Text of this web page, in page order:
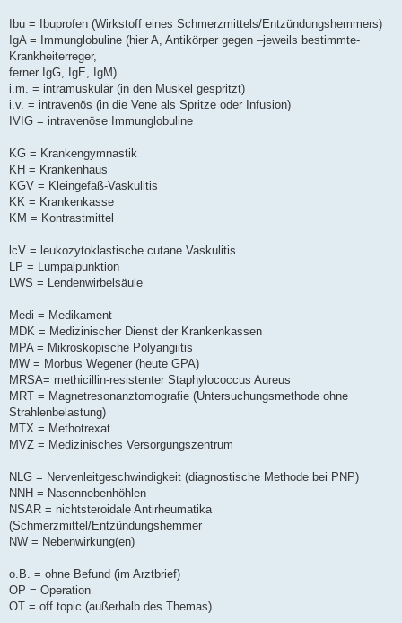
Ibu = Ibuprofen (Wirkstoff eines Schmerzmittels/Entzündungshemmers)
IgA = Immunglobuline (hier A, Antikörper gegen –jeweils bestimmte-
Krankheiterreger,
ferner IgG, IgE, IgM)
i.m. = intramuskulär (in den Muskel gespritzt)
i.v. = intravenös (in die Vene als Spritze oder Infusion)
IVIG = intravenöse Immunglobuline
KG = Krankengymnastik
KH = Krankenhaus
KGV = Kleingefäß-Vaskulitis
KK = Krankenkasse
KM = Kontrastmittel
lcV = leukozytoklastische cutane Vaskulitis
LP = Lumpalpunktion
LWS = Lendenwirbelsäule
Medi = Medikament
MDK = Medizinischer Dienst der Krankenkassen
MPA = Mikroskopische Polyangiitis
MW = Morbus Wegener (heute GPA)
MRSA= methicillin-resistenter Staphylococcus Aureus
MRT = Magnetresonanztomografie (Untersuchungsmethode ohne
Strahlenbelastung)
MTX = Methotrexat
MVZ = Medizinisches Versorgungszentrum
NLG = Nervenleitgeschwindigkeit (diagnostische Methode bei PNP)
NNH = Nasennebenhöhlen
NSAR = nichtsteroidale Antirheumatika
(Schmerzmittel/Entzündungshemmer
NW = Nebenwirkung(en)
o.B. = ohne Befund (im Arztbrief)
OP = Operation
OT = off topic (außerhalb des Themas)